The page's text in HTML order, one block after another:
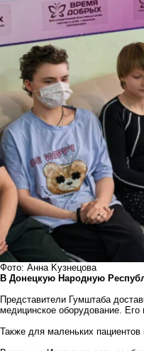
Фото: Aннa Kузнецовa
В Донецкую Народную
Представители Гумштаба
медицинское оборудование. Его
Также для маленьких